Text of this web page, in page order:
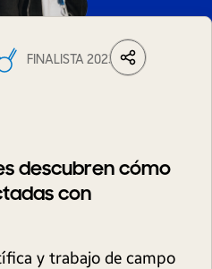
FINALISTA 2023
LinkedIn
Share
descubren cómo
con
y trabajo de campo